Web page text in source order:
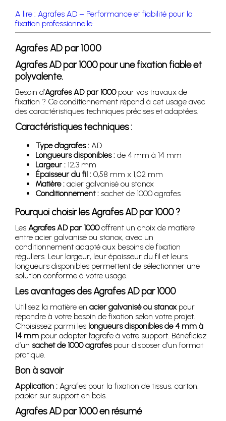
A lire : Agrafes AD – Performance et fiabilité pour la
fixation professionnelle
Agrafes AD par 1000
Agrafes AD par 1000pour une fixation fiable et
polyvalente.
Besoin d’Agrafes AD par 1000pour vos travaux de
fixation ? Ce conditionnement répond à cet usage avec
des caractéristiques techniques précises et adaptées.
Caractéristiques techniques :
Type d’agrafes : AD
Longueurs disponibles : de 4 mm à 14 mm
Largeur : 12,3 mm
Épaisseur du fil : 0,58 mm x 1,02 mm
Matière : acier galvanisé ou stanox
Conditionnement : sachet de 1000 agrafes
Pourquoi choisir lesAgrafes AD par 1000?
Les Agrafes AD par 1000offrent un choix de matière
entre acier galvanisé ou stanox, avec un
conditionnement adapté aux besoins de fixation
réguliers. Leur largeur, leur épaisseur du fil et leurs
longueurs disponibles permettent de sélectionner une
solution conforme à votre usage.
Les avantages desAgrafes AD par 1000
Utilisez la matière en acier galvanisé ou stanoxpour
répondre à votre besoin de fixation selon votre projet.
Choisissez parmi les longueurs disponibles de 4 mm à
14 mm pour adapter l’agrafe à votre support. Bénéficiez
d’un sachet de 1000 agrafespour disposer d’un format
pratique.
Bon à savoir
Application : Agrafes pour la fixation de tissus, carton,
papier sur support en bois.
Agrafes AD par 1000en résumé